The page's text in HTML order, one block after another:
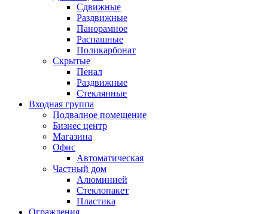
Сдвижные
Раздвижные
Панорамное
Распашные
Поликарбонат
Скрытые
Пенал
Раздвижные
Стеклянные
Входная группа
Подвалное помещение
Бизнес центр
Магазина
Офис
Автоматическая
Частный дом
Алюминией
Стеклопакет
Пластика
Ограждения